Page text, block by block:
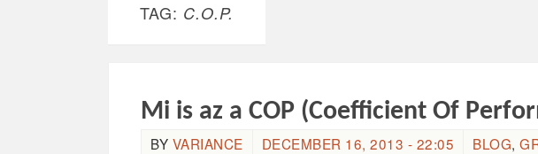
TAG: C.O.P.
Mi is az a COP (Coefficient Of
BY VARIANCE DECEMBER 16, 2013 - 22:05 BLOG,